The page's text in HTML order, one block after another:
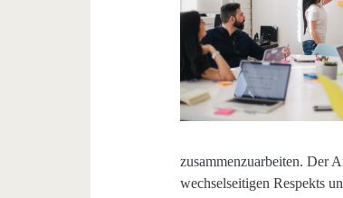
zusammenzuarbeiten. Der
wechselseitigen Respekts